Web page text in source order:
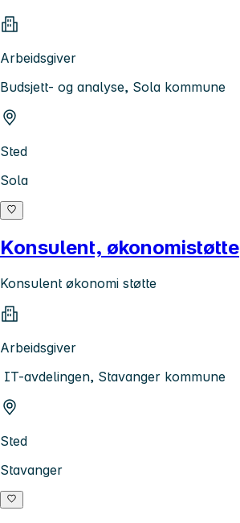
Arbeidsgiver
Budsjett- og analyse, Sola kommune
Sted
Sola
Konsulent, økonomistøtte
Konsulent økonomi støtte
Arbeidsgiver
IT-avdelingen, Stavanger kommune
Sted
Stavanger